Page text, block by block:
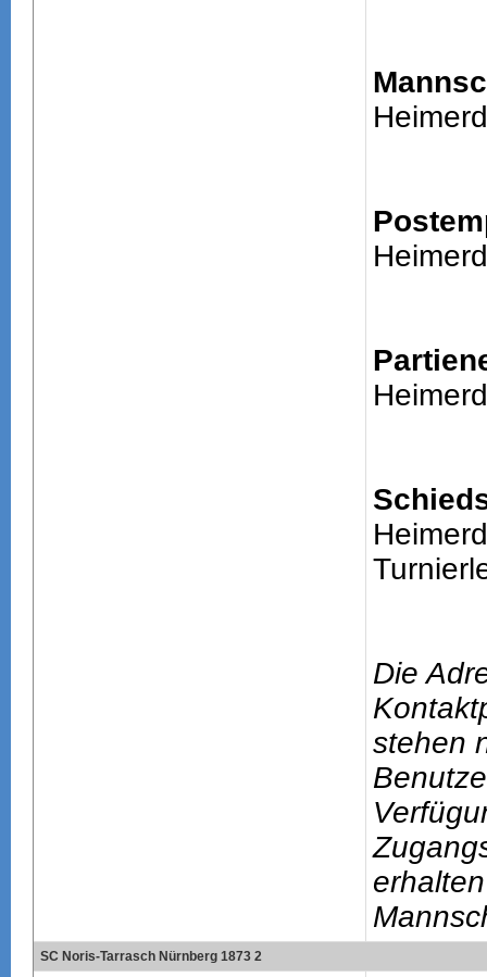
Die
stehen
SC Noris-Tarrasch Nürnberg 1873 2